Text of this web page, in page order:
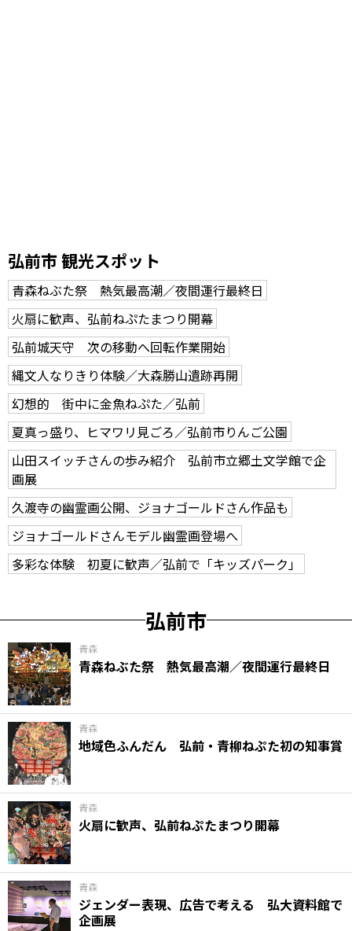
弘前市 観光スポット
青森ねぶた祭 熱気最高潮／夜間運行最終日
火扇に歓声、弘前ねぷたまつり開幕
弘前城天守 次の移動へ回転作業開始
縄文人なりきり体験／大森勝山遺跡再開
幻想的 街中に金魚ねぷた／弘前
夏真っ盛り、ヒマワリ見ごろ／弘前市りんご公園
山田スイッチさんの歩み紹介 弘前市立郷土文学館で企
画展
久渡寺の幽霊画公開、ジョナゴールドさん作品も
ジョナゴールドさんモデル幽霊画登場へ
多彩な体験 初夏に歓声／弘前で「キッズパーク」
弘前市
青森
青森ねぶた祭 熱気最高潮／夜間運行最終日
青森
地域色ふんだん 弘前・青柳ねぷた初の知事賞
青森
火扇に歓声、弘前ねぷたまつり開幕
青森
ジェンダー表現、広告で考える 弘大資料館で
企画展